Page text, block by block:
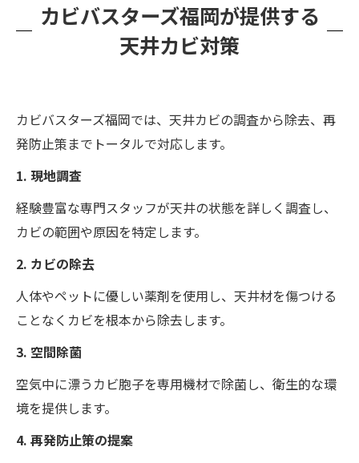
カビバスターズ福岡が提供する
天井カビ対策
カビバスターズ福岡では、天井カビの調査から除去、再
発防止策までトータルで対応します。
1. 現地調査
経験豊富な専門スタッフが天井の状態を詳しく調査し、
カビの範囲や原因を特定します。
2. カビの除去
人体やペットに優しい薬剤を使用し、天井材を傷つける
ことなくカビを根本から除去します。
3. 空間除菌
空気中に漂うカビ胞子を専用機材で除菌し、衛生的な環
境を提供します。
4. 再発防止策の提案